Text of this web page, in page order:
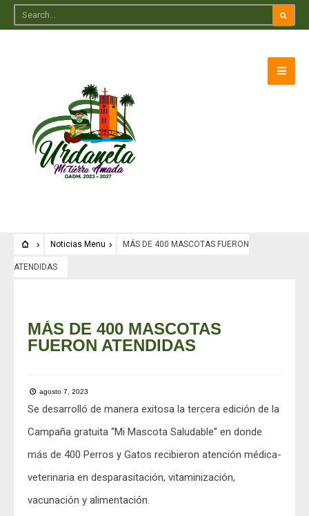
Noticias Menu MÁS DE 400 MASCOTAS FUERON
ATENDIDAS
MÁS DE 400 MASCOTAS
FUERON ATENDIDAS
agosto 7, 2023
Se desarrolló de manera exitosa la tercera edición de la
Campaña gratuita “Mi Mascota Saludable” en donde
más de 400 Perros y Gatos recibieron atención médica-
veterinaria en desparasitación, vitaminización,
vacunación y alimentación.